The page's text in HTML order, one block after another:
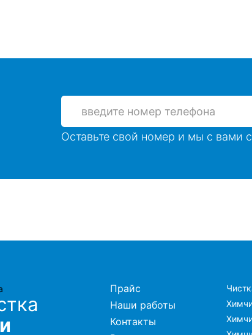
Оставьте свой номер и мы с вами
Прайс
Наши работы
Контакты